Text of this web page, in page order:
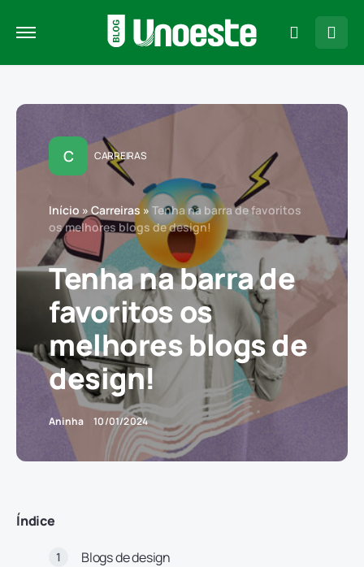
C CARREIRAS
Início » Carreiras » Tenha na barra de favoritos
os melhores blogs de design!
Tenha na barra de
favoritos os
melhores blogs de
design!
Aninha 10/01/2024
Índice
Blogs de design